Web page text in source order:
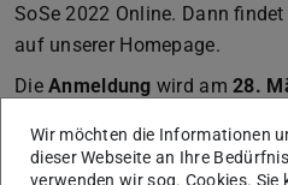
SoSe 2022 Online. Dann
auf unserer Homepage.
DieAnmeldung wird am28.
Alle Termine für das
Wir möchten die Informationen
dieser Webseite an Ihre
verwenden wir sog. Cookies. Sie